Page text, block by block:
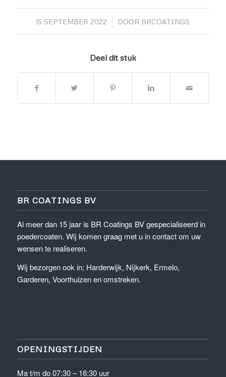
15 SEPTEMBER 2022
/ DOOR BRCOATINGS
Deel dit stuk
BR COATINGS BV
Al meer dan 15 jaar is BR Coatings BV gespecialiseerd in
poedercoaten. Wij komen graag met u in contact om uw
wensen te realiseren.
Wij bezorgen ook in; Harderwijk, Nijkerk, Ermelo,
Garderen, Voorthuizen en omstreken.
OPENINGSTIJDEN
Ma t/m do 07:30 – 16:30 uur